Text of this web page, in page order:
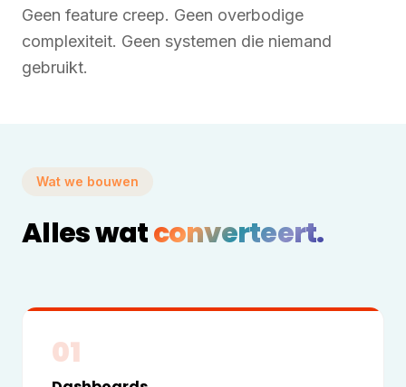
Geen feature creep. Geen overbodige
complexiteit. Geen systemen die niemand
gebruikt.
Wat we bouwen
Alles watconverteert.
01